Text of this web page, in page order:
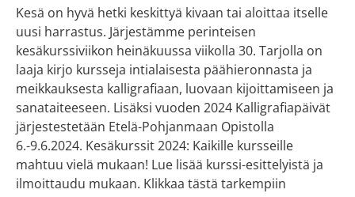
Kesä on hyvä hetki keskittyä kivaan tai aloittaa itselle
uusi harrastus. Järjestämme perinteisen
kesäkurssiviikon heinäkuussa viikolla 30. Tarjolla on
laaja kirjo kursseja intialaisesta päähieronnasta ja
meikkauksesta kalligrafiaan, luovaan kijoittamiseen ja
sanataiteeseen. Lisäksi vuoden 2024 Kalligrafiapäivät
järjestestetään Etelä-Pohjanmaan Opistolla
6.-9.6.2024. Kesäkurssit 2024: Kaikille kursseille
mahtuu vielä mukaan! Lue lisää kurssi-esittelyistä ja
ilmoittaudu mukaan. Klikkaa tästä tarkempiin